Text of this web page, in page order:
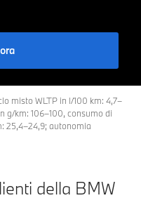
misto WLTP in l/100 km: 4,7–
g/km: 106–100, consumo di
25,4–24,9; autonomia
della BMW